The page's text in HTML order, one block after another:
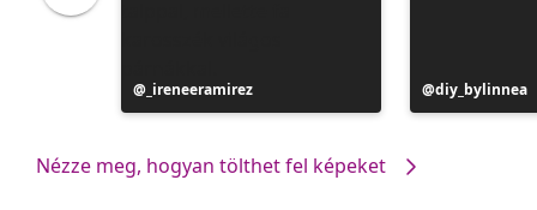
Bejegyzés
közzétevője
_ireneeramirez
Bejegyzés
közzétevője
diy_bylinnea
Nézze meg, hogyan tölthet fel képeket